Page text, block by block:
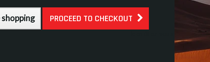
PROCEED TO CHECKOUT